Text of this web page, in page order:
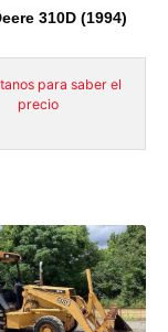
310D (1994)
para saber el
precio